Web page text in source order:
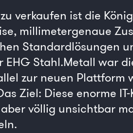
verkaufen ist die
millimetergenaue
Standardlösungen
EHG Stahl.Metall war
zur neuen Plattform
Ziel: Diese enorme
völlig unsichtbar